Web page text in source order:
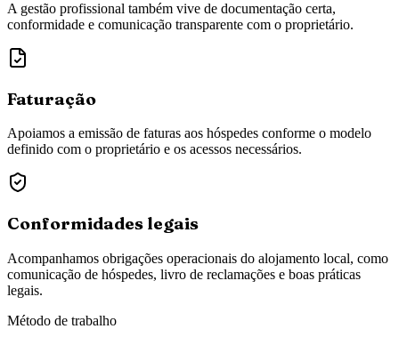
A gestão profissional também vive de documentação certa,
conformidade e comunicação transparente com o proprietário.
Faturação
Apoiamos a emissão de faturas aos hóspedes conforme o modelo
definido com o proprietário e os acessos necessários.
Conformidades legais
Acompanhamos obrigações operacionais do alojamento local, como
comunicação de hóspedes, livro de reclamações e boas práticas
legais.
Método de trabalho